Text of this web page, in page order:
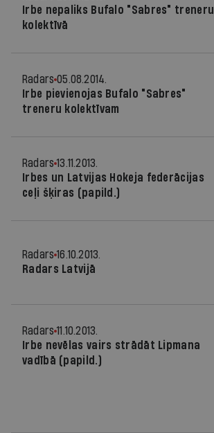
Irbe nepaliks Bufalo "Sabres" treneru
kolektīvā
Radars 05.08.2014.
Irbe pievienojas Bufalo "Sabres"
treneru kolektīvam
Radars 13.11.2013.
Irbes un Latvijas Hokeja federācijas
ceļi šķiras (papild.)
Radars 16.10.2013.
Radars Latvijā
Radars 11.10.2013.
Irbe nevēlas vairs strādāt Lipmana
vadībā (papild.)